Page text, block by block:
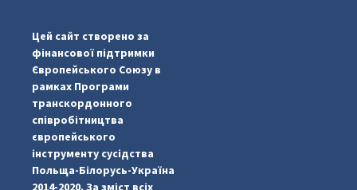
pimrec_project
Цей сайт створено за
фінансової підтримки
Європейського Союзу в
рамках Програми
транскордонного
співробітництва
європейського
інструменту сусідства
Польща-Білорусь-Україна
2014-2020. За зміст всіх